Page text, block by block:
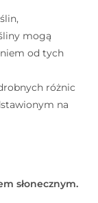
mogą
od tych
różnic
na
słonecznym.